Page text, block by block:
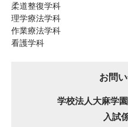
柔道整復学科
理学療法学科
作業療法学科
看護学科
お問
学校法人大麻学
入試